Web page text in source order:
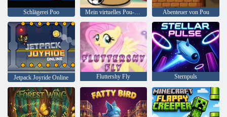
Schlägerei Poo Mein virtuelles Pou-Haustier Abenteuer von Pou
Jetpack Joyride Online Fluttershy Fly Sternpuls